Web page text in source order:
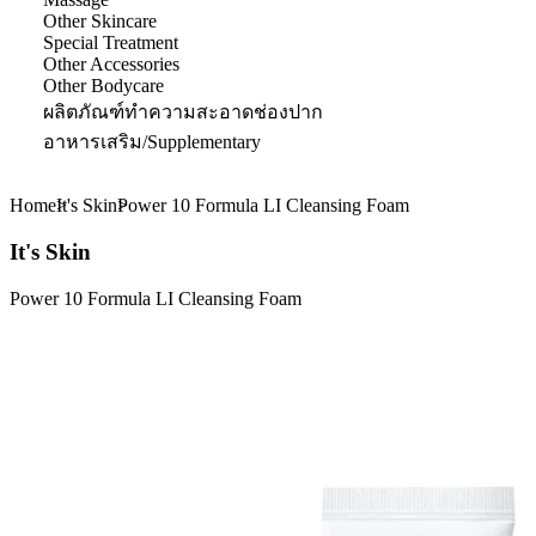
Other Skincare
Special Treatment
Other Accessories
Other Bodycare
ผลิตภัณฑ์ทำความสะอาดช่องปาก
อาหารเสริม/Supplementary
HomeIt's SkinPower 10 Formula LI Cleansing Foam
It's Skin
Power 10 Formula LI Cleansing Foam